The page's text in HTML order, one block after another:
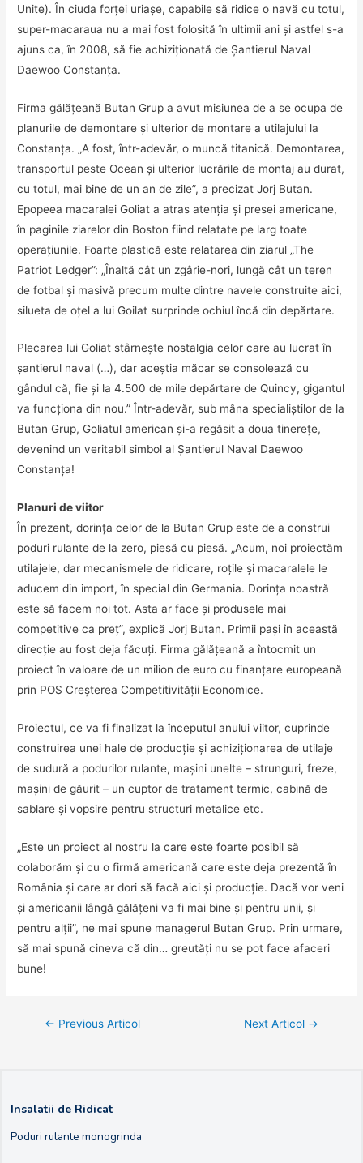
Unite). În ciuda forţei uriaşe, capabile să ridice o navă cu totul,
super-macaraua nu a mai fost folosită în ultimii ani şi astfel s-a
ajuns ca, în 2008, să fie achiziţionată de Şantierul Naval
Daewoo Constanţa.
Firma gălăţeană Butan Grup a avut misiunea de a se ocupa de
planurile de demontare şi ulterior de montare a utilajului la
Constanţa. „A fost, într-adevăr, o muncă titanică. Demontarea,
transportul peste Ocean şi ulterior lucrările de montaj au durat,
cu totul, mai bine de un an de zile”, a precizat Jorj Butan.
Epopeea macaralei Goliat a atras atenţia şi presei americane,
în paginile ziarelor din Boston fiind relatate pe larg toate
operaţiunile. Foarte plastică este relatarea din ziarul „The
Patriot Ledger”: „Înaltă cât un zgârie-nori, lungă cât un teren
de fotbal şi masivă precum multe dintre navele construite aici,
silueta de oţel a lui Goilat surprinde ochiul încă din depărtare.
Plecarea lui Goliat stârneşte nostalgia celor care au lucrat în
şantierul naval (…), dar aceştia măcar se consolează cu
gândul că, fie şi la 4.500 de mile depărtare de Quincy, gigantul
va funcţiona din nou.” Într-adevăr, sub mâna specialiştilor de la
Butan Grup, Goliatul american şi-a regăsit a doua tinereţe,
devenind un veritabil simbol al Şantierul Naval Daewoo
Constanţa!
Planuri de viitor
În prezent, dorinţa celor de la Butan Grup este de a construi
poduri rulante de la zero, piesă cu piesă. „Acum, noi proiectăm
utilajele, dar mecanismele de ridicare, roţile şi macaralele le
aducem din import, în special din Germania. Dorinţa noastră
este să facem noi tot. Asta ar face şi produsele mai
competitive ca preţ”, explică Jorj Butan. Primii paşi în această
direcţie au fost deja făcuţi. Firma gălăţeană a întocmit un
proiect în valoare de un milion de euro cu finanţare europeană
prin POS Creşterea Competitivităţii Economice.
Proiectul, ce va fi finalizat la începutul anului viitor, cuprinde
construirea unei hale de producţie şi achiziţionarea de utilaje
de sudură a podurilor rulante, maşini unelte – strunguri, freze,
maşini de găurit – un cuptor de tratament termic, cabină de
sablare şi vopsire pentru structuri metalice etc.
„Este un proiect al nostru la care este foarte posibil să
colaborăm şi cu o firmă americană care este deja prezentă în
România şi care ar dori să facă aici şi producţie. Dacă vor veni
şi americanii lângă gălăţeni va fi mai bine şi pentru unii, şi
pentru alţii”, ne mai spune managerul Butan Grup. Prin urmare,
să mai spună cineva că din… greutăţi nu se pot face afaceri
bune!
← Previous Articol Next Articol →
Insalatii de Ridicat
Poduri rulante monogrinda